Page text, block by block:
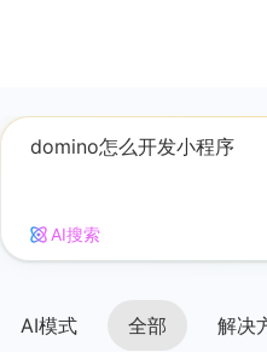
AI搜索
AI模式 全部 解决